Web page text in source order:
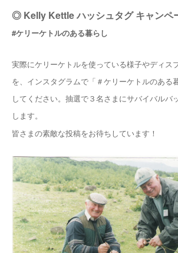
◎ Kelly Kettle ハッシュタグ キャン
#ケリーケトルのある暮らし
実際にケリーケトルを使っている様子やディス
を、インスタグラムで「＃ケリーケトルのある
してください。抽選で３名さまにサバイバルバ
します。
皆さまの素敵な投稿をお待ちしています！